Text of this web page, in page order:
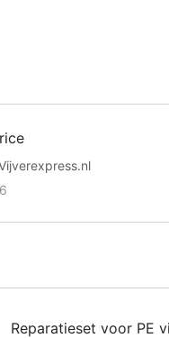
Reparatieset voor PE